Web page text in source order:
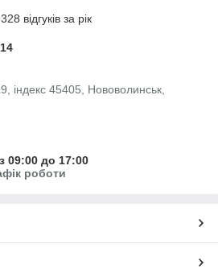
відгуків за рік
індекс 45405, Нововолинськ,
09:00 до 17:00
роботи